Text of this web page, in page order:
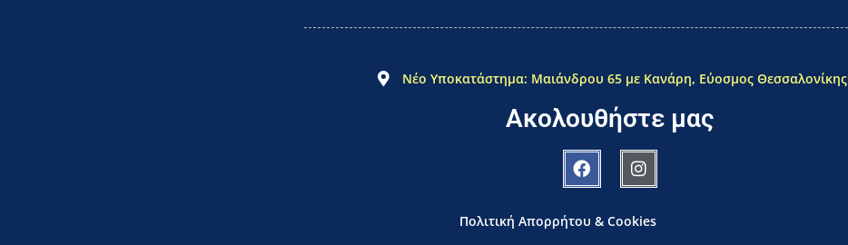
Νέο Υποκατάστημα: Μαιάνδρου 65 με Κανάρη, Εύοσμος Θεσσαλονίκης
Ακολουθήστε μας
Πολιτική Απορρήτου & Cookies